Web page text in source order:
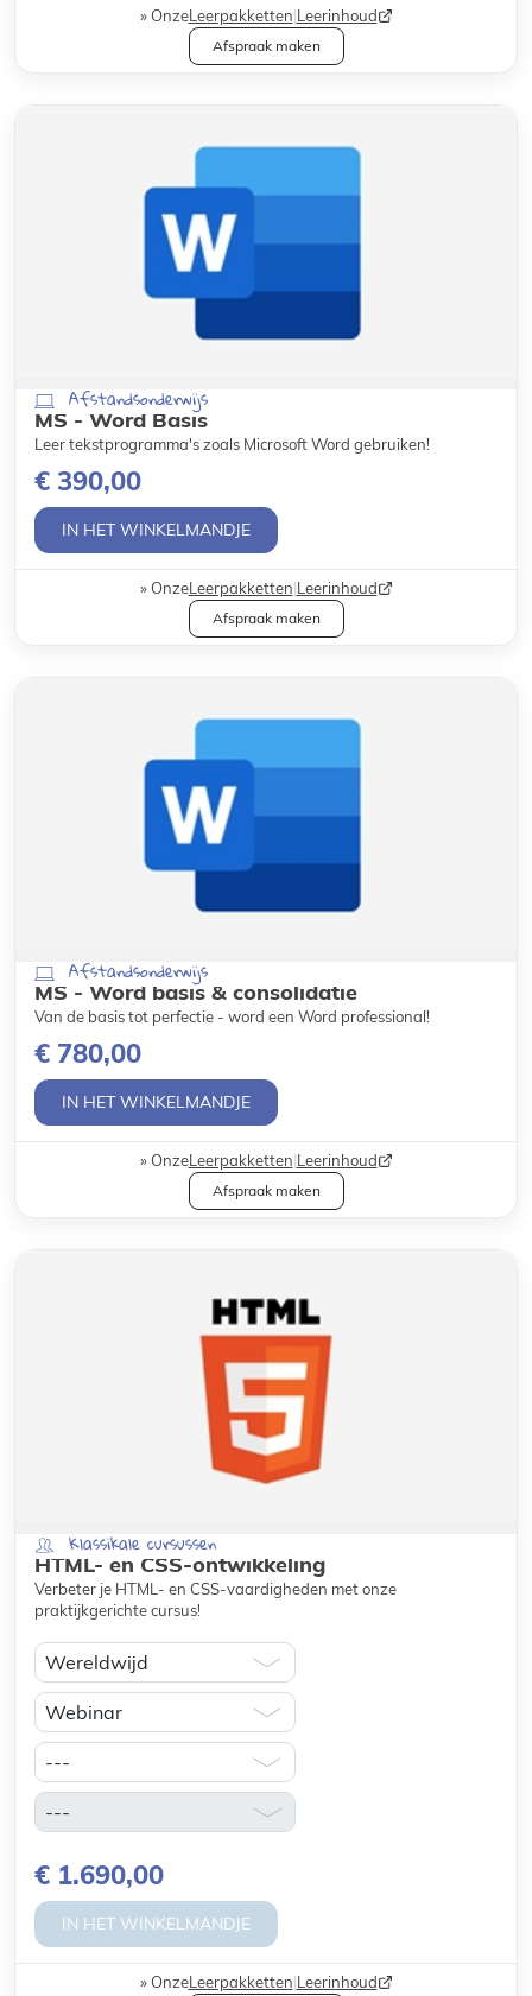
OnzeLeerpakketten|Leerinhoud
Afspraak maken
Afstandsonderwijs
MS - Word Basis
Leer tekstprogramma's zoals Microsoft Word gebruiken!
€ 390,00
IN HET WINKELMANDJE
OnzeLeerpakketten|Leerinhoud
Afspraak maken
Afstandsonderwijs
MS - Word basis & consolidatie
Van de basis tot perfectie - word een Word professional!
€ 780,00
IN HET WINKELMANDJE
OnzeLeerpakketten|Leerinhoud
Afspraak maken
Klassikale cursussen
HTML- en CSS-ontwikkeling
Verbeter je HTML- en CSS-vaardigheden met onze
praktijkgerichte cursus!
€ 1.690,00
IN HET WINKELMANDJE
OnzeLeerpakketten|Leerinhoud